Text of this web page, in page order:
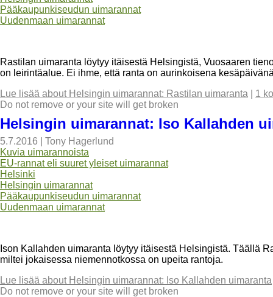
Pääkaupunkiseudun uimarannat
Uudenmaan uimarannat
Rastilan uimaranta löytyy itäisestä Helsingistä, Vuosaaren
on leirintäalue. Ei ihme, että ranta on aurinkoisena
Lue lisää about Helsingin uimarannat: Rastilan uimaranta
1
Do not remove or your site will get broken
Helsingin uimarannat: Iso Kallahden
5.7.2016
Tony Hagerlund
Kuvia uimarannoista
EU-rannat eli suuret yleiset uimarannat
Helsinki
Helsingin uimarannat
Pääkaupunkiseudun uimarannat
Uudenmaan uimarannat
Ison Kallahden uimaranta löytyy itäisestä Helsingistä. Täällä
miltei jokaisessa niemennotkossa on upeita rantoja.
Lue lisää about Helsingin uimarannat: Iso Kallahden uimaranta
Do not remove or your site will get broken